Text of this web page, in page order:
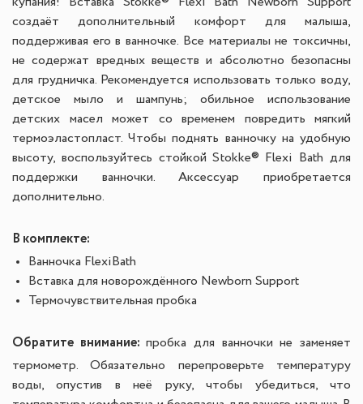
создаёт дополнительный комфорт для малыша,
поддерживая его в ванночке. Все материалы не токсичны,
не содержат вредных веществ и абсолютно безопасны
для грудничка. Рекомендуется использовать только воду,
детское мыло и шампунь; обильное использование
детских масел может со временем повредить мягкий
термоэластопласт. Чтобы поднять ванночку на удобную
высоту, воспользуйтесь стойкой Stokke® Flexi Bath для
поддержки ванночки. Аксессуар приобретается
дополнительно.
В комплекте:
Ванночка FlexiBath
Вставка для новорождённого Newborn Support
Термочувствительная пробка
Обратите внимание:пробка для ванночки не заменяет
термометр. Обязательно перепроверьте температуру
воды, опустив в неё руку, чтобы убедиться, что